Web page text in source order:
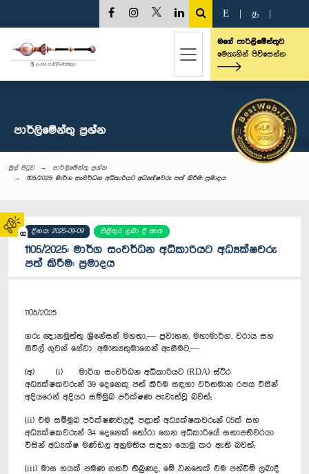
02
E த
මගේ පාර්ලිමේන්තුව
මෙතැනින් පිවිසෙන්න
පාර්ලි‌මේන්තු‌ ප්‍රශ්න
මුල් පිටුව
පාර්ලි‌මේන්තු‌ ප්‍රශ්න
1105/2025: මාර්ග සංවර්ධන අධිකාරියට අධ්‍යක්ෂවරු පත් කිරීම: ප්‍රමාදය
දිනය: 2025-09-09 පිළිතුර ලබා දී ඇත
1105/2025: මාර්ග සංවර්ධන අධිකාරියට අධ්‍යක්ෂවරු
පත් කිරීම: ප්‍රමාදය
1105/2025
ගරු ඥානමුත්තු ශ්‍රීනේසන් මහතා,— ප්‍රවාහන, මහාමාර්ග, වරාය සහ
සිවිල් ගුවන් සේවා අමාත්‍යතුමාගෙන් ඇසීමට,—
(අ) (i) මාර්ග සංවර්ධන අධිකාරියට (RDA) ස්ථිර
අධ්‍යක්ෂකවරුන් 39 දෙනෙකු පත් කිරීම සඳහා වර්තමාන රජය විසින්
අදියරෙන් අදියර සම්මුඛ පරීක්ෂණ පැවැත්වූ බවත්;
(ii) එම සම්මුඛ පරීක්ෂණවලදී පළාත් අධ්‍යක්ෂකවරුන් 05ක් සහ
අධ්‍යක්ෂකවරුන් 34 දෙනෙක් තෝරා ගෙන අධිකාරියේ සභාපතිවරයා
විසින් අධ්‍යක්ෂ මණ්ඩල අනුමතිය සඳහා යොමු කර ඇති බවත්;
(iii) මාස හයක් පමණ ගතවී තිබුණද, මේ වනතෙක් එම පත්වීම් ලබාදී